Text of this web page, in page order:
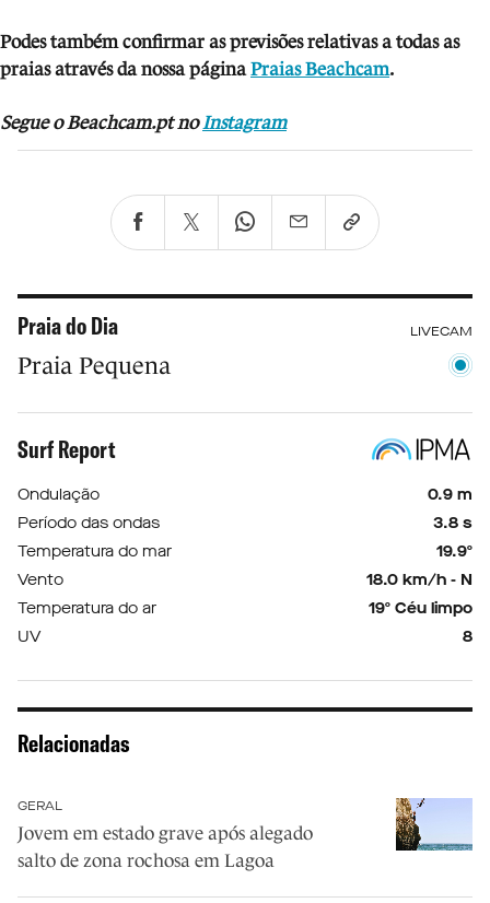
Podes também confirmar as previsões relativas a todas as
praias através da nossa páginaPraias Beachcam.
Segue o Beachcam.pt no Instagram
Praia do Dia LIVECAM
Praia Pequena
Surf Report
Ondulação
0.9 m
Período das ondas
3.8 s
Temperatura do mar
19.9º
Vento
18.0 km/h - N
Temperatura do ar
19º Céu limpo
UV
8
Relacionadas
GERAL
Jovem em estado grave após alegado
salto de zona rochosa em Lagoa